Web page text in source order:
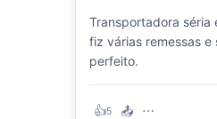
Transportadora séria
fiz várias remessas e
perfeito.
👍5 📤 ⋯